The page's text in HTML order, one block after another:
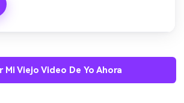
Mi Viejo Video De Yo Ahora